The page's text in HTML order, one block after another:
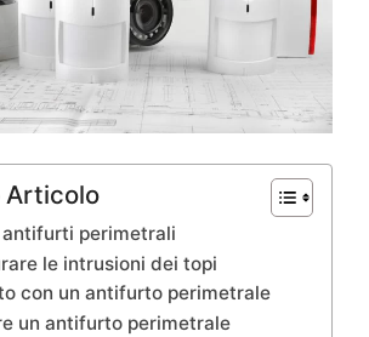
Articolo
antifurti perimetrali
le intrusioni dei topi
con un antifurto perimetrale
un antifurto perimetrale